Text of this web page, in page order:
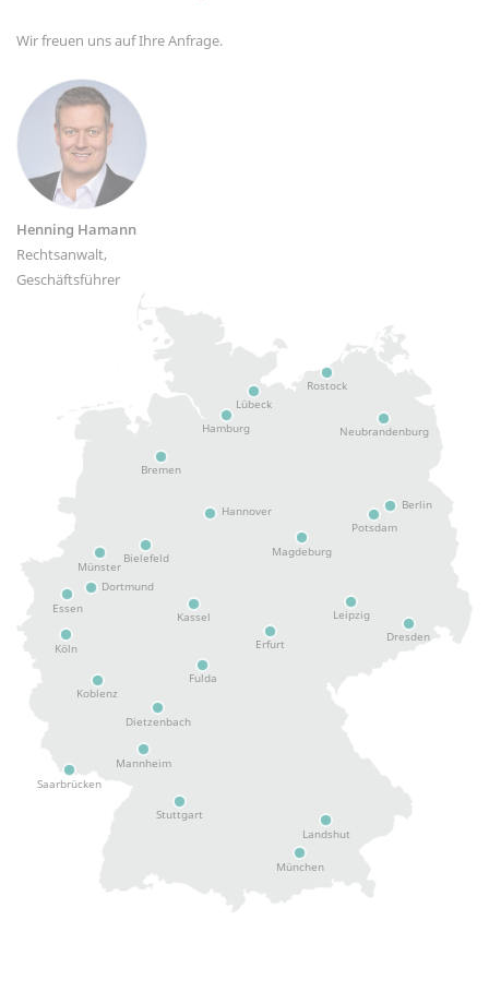
Wir freuen uns auf Ihre Anfrage.
Henning Hamann
Rechtsanwalt,
Geschäftsführer
Berlin
Bielefeld
Bremen
Dietzenbach
Dortmund
Dresden
Erfurt
Essen
Fulda
Hamburg
Hannover
Kassel
Koblenz
Köln
Landshut
Leipzig
Lübeck
Magdeburg
Mannheim
München
Münster
Neubrandenburg
Potsdam
Rostock
Saarbrücken
Stuttgart